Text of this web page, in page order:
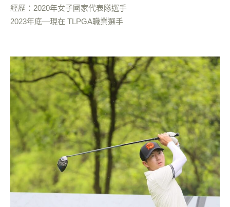
經歷：2020年女子國家代表隊選手
2023年底—現在 TLPGA職業選手